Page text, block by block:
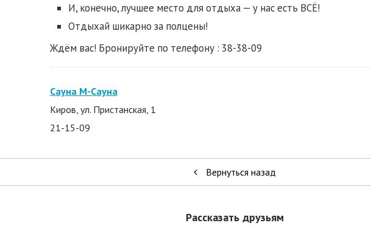
И, конечно, лучшее место для отдыха — у нас есть ВСЁ!
Отдыхай шикарно за полцены!
Ждём вас! Бронируйте по телефону : 38-38-09
Сауна М-Сауна
Киров, ул. Пристанская, 1
21-15-09
Вернуться назад
Рассказать друзьям